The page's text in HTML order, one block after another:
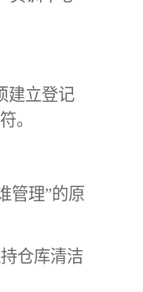
建立登记
。
管理”的原
仓库清洁